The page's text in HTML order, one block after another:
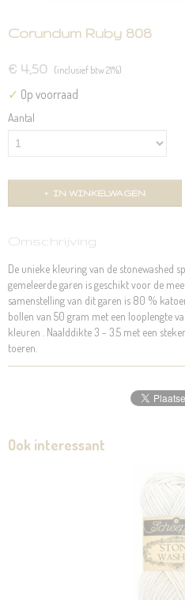
Corundum Ruby 808
€ 4,50 (inclusief btw 21%)
✓ Op voorraad
Aantal
IN WINKELWAGEN
Omschrijving
De unieke kleuring van de stonewashed
gemeleerde garen is geschikt voor de
samenstelling van dit garen is 80 %
bollen van 50 gram met een looplengte
kleuren . Naalddikte 3 - 3.5 met een
toeren.
Ook interessant